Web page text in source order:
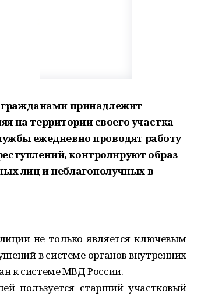
гражданами принадлежит
на территории своего участка
ежедневно проводят работу
контролируют образ
лиц и неблагополучных в
не только является ключевым
в системе органов внутренних
к системе МВД России.
пользуется старший участковый